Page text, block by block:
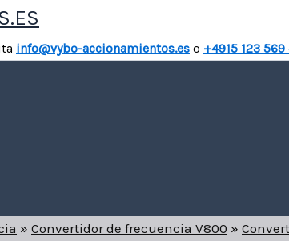
info@vybo-accionamientos.es o +4915 123
» Convertidor de frecuencia V800 »